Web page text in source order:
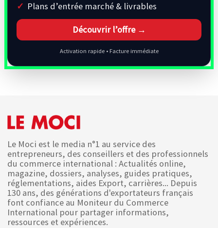
Plans d’entrée marché & livrables
Découvrir l’offre →
Activation rapide • Facture immédiate
Le Moci est le media n°1 au service des
entrepreneurs, des conseillers et des professionnels
du commerce international : Actualités online,
magazine, dossiers, analyses, guides pratiques,
réglementations, aides Export, carrières... Depuis
130 ans, des générations d'exportateurs français
font confiance au Moniteur du Commerce
International pour partager informations,
ressources et expériences.